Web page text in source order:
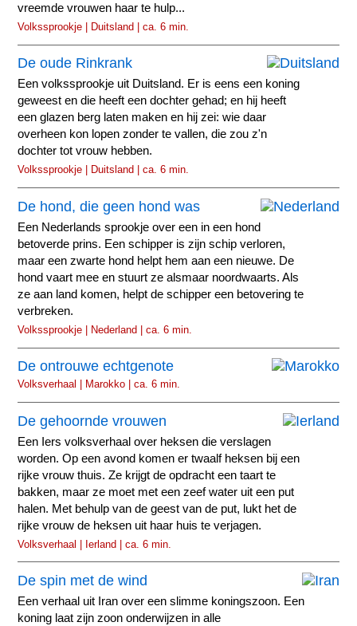
vreemde vrouwen haar te hulp...
Volkssprookje | Duitsland | ca. 6 min.
De oude Rinkrank
Een volkssprookje uit Duitsland. Er is eens een koning
geweest en die heeft een dochter gehad; en hij heeft
een glazen berg laten maken en hij zei: wie daar
overheen kon lopen zonder te vallen, die zou z'n
dochter tot vrouw hebben.
Volkssprookje | Duitsland | ca. 6 min.
De hond, die geen hond was
Een Nederlands sprookje over een in een hond
betoverde prins. Een schipper is zijn schip verloren,
maar een zwarte hond helpt hem aan een nieuwe. De
hond vaart mee en stuurt ze alsmaar noordwaarts. Als
ze aan land komen, helpt de schipper een betovering te
verbreken.
Volkssprookje | Nederland | ca. 6 min.
De ontrouwe echtgenote
Volksverhaal | Marokko | ca. 6 min.
De gehoornde vrouwen
Een Iers volksverhaal over heksen die verslagen
worden. Op een avond komen er twaalf heksen bij een
rijke vrouw thuis. Ze krijgt de opdracht een taart te
bakken, maar ze moet met een zeef water uit een put
halen. Met behulp van de geest van de put, lukt het de
rijke vrouw de heksen uit haar huis te verjagen.
Volksverhaal | Ierland | ca. 6 min.
De spin met de wind
Een verhaal uit Iran over een slimme koningszoon. Een
koning laat zijn zoon onderwijzen in alle